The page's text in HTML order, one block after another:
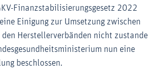
Finanzstabilisierungsgesetz 2022
Einigung zur Umsetzung zwischen
den Herstellerverbänden nicht zustande
nun eine
beschlossen.